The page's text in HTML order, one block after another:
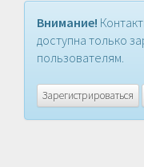
Внимание!
доступна только
пользователям.
Зарегистрироваться